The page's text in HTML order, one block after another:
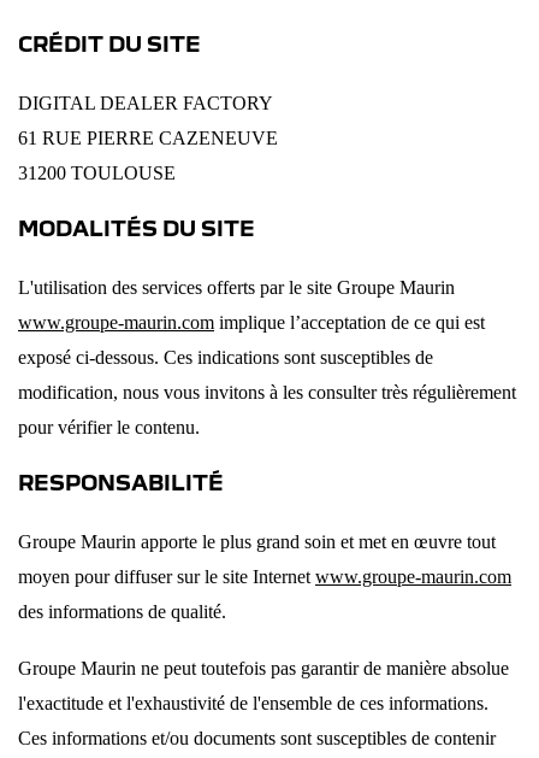
CRÉDIT DU SITE
DIGITAL DEALER FACTORY
61 RUE PIERRE CAZENEUVE
31200 TOULOUSE
MODALITÉS DU SITE
L'utilisation des services offerts par le site Groupe Maurin
www.groupe-maurin.com implique l’acceptation de ce qui est
exposé ci-dessous. Ces indications sont susceptibles de
modification, nous vous invitons à les consulter très régulièrement
pour vérifier le contenu.
RESPONSABILITÉ
Groupe Maurin apporte le plus grand soin et met en œuvre tout
moyen pour diffuser sur le site Internet www.groupe-maurin.com
des informations de qualité.
Groupe Maurin ne peut toutefois pas garantir de manière absolue
l'exactitude et l'exhaustivité de l'ensemble de ces informations.
Ces informations et/ou documents sont susceptibles de contenir